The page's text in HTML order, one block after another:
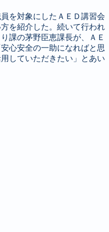
を対象にしたＡＥＤ講習会
を紹介した。続いて行われ
課の茅野臣恵課長が、ＡＥ
心安全の一助になればと思
していただきたい」とあい